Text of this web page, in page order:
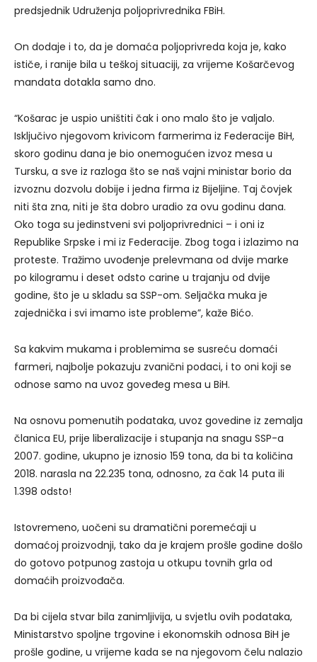
predsjednik Udruženja poljoprivrednika FBiH.
On dodaje i to, da je domaća poljoprivreda koja je, kako
ističe, i ranije bila u teškoj situaciji, za vrijeme Košarčevog
mandata dotakla samo dno.
“Košarac je uspio uništiti čak i ono malo što je valjalo.
Isključivo njegovom krivicom farmerima iz Federacije BiH,
skoro godinu dana je bio onemogućen izvoz mesa u
Tursku, a sve iz razloga što se naš vajni ministar borio da
izvoznu dozvolu dobije i jedna firma iz Bijeljine. Taj čovjek
niti šta zna, niti je šta dobro uradio za ovu godinu dana.
Oko toga su jedinstveni svi poljoprivrednici – i oni iz
Republike Srpske i mi iz Federacije. Zbog toga i izlazimo na
proteste. Tražimo uvođenje prelevmana od dvije marke
po kilogramu i deset odsto carine u trajanju od dvije
godine, što je u skladu sa SSP-om. Seljačka muka je
zajednička i svi imamo iste probleme”, kaže Bićo.
Sa kakvim mukama i problemima se susreću domaći
farmeri, najbolje pokazuju zvanični podaci, i to oni koji se
odnose samo na uvoz goveđeg mesa u BiH.
Na osnovu pomenutih podataka, uvoz govedine iz zemalja
članica EU, prije liberalizacije i stupanja na snagu SSP-a
2007. godine, ukupno je iznosio 159 tona, da bi ta količina
2018. narasla na 22.235 tona, odnosno, za čak 14 puta ili
1.398 odsto!
Istovremeno, uočeni su dramatični poremećaji u
domaćoj proizvodnji, tako da je krajem prošle godine došlo
do gotovo potpunog zastoja u otkupu tovnih grla od
domaćih proizvođača.
Da bi cijela stvar bila zanimljivija, u svjetlu ovih podataka,
Ministarstvo spoljne trgovine i ekonomskih odnosa BiH je
prošle godine, u vrijeme kada se na njegovom čelu nalazio